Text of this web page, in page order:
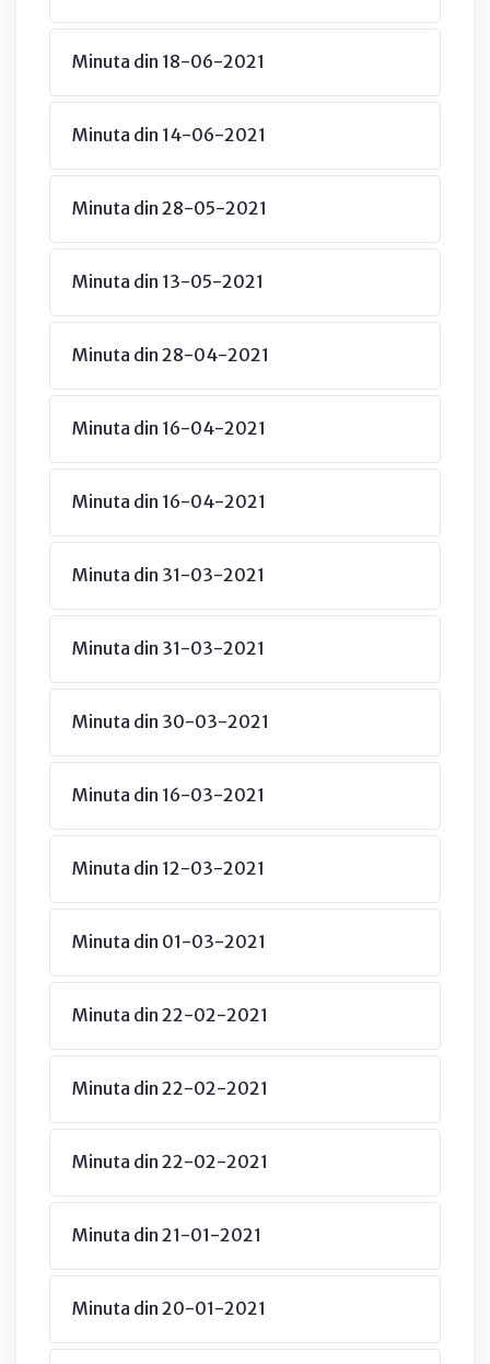
Minuta din 18-06-2021
Minuta din 14-06-2021
Minuta din 28-05-2021
Minuta din 13-05-2021
Minuta din 28-04-2021
Minuta din 16-04-2021
Minuta din 16-04-2021
Minuta din 31-03-2021
Minuta din 31-03-2021
Minuta din 30-03-2021
Minuta din 16-03-2021
Minuta din 12-03-2021
Minuta din 01-03-2021
Minuta din 22-02-2021
Minuta din 22-02-2021
Minuta din 22-02-2021
Minuta din 21-01-2021
Minuta din 20-01-2021